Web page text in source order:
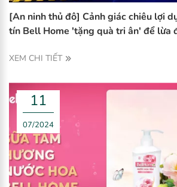
[An ninh thủ đô] Cảnh giác chiêu lợi
tín Bell Home 'tặng quà tri ân' để lừa
XEM CHI TIẾT
11
07/2024